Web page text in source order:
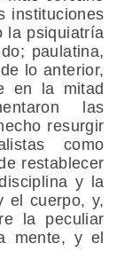
instituciones
la psiquiatría
paulatina,
lo anterior,
en la mitad
las
resurgir
como
restablecer
y la
el cuerpo, y,
la peculiar
mente, y el